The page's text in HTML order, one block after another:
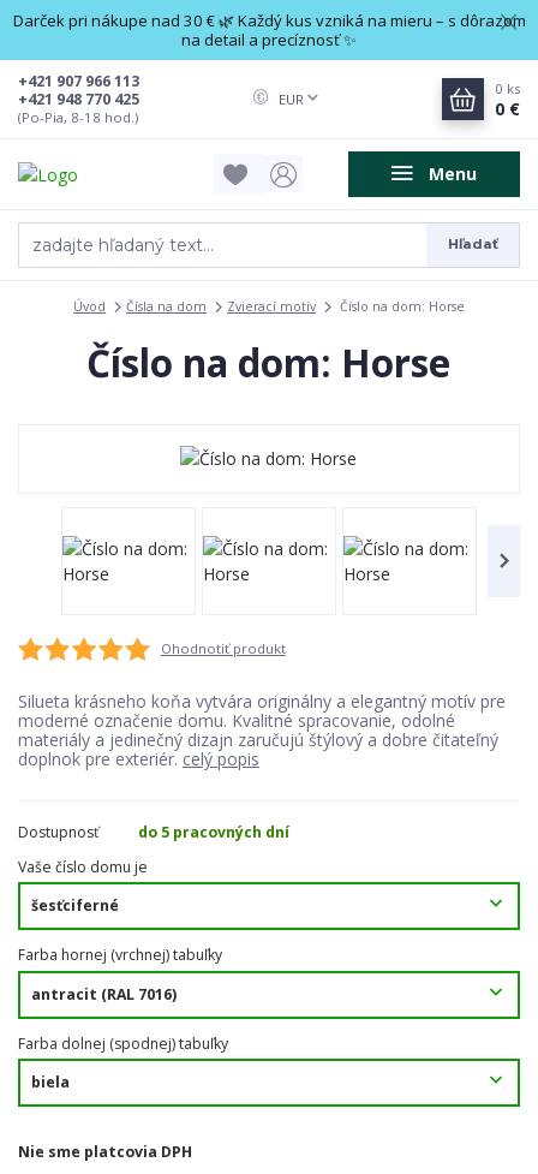
Darček pri nákupe nad 30 € 🌿 Každý kus vzniká na mieru – s dôrazom
na detail a precíznosť ✨
Menu
EUR
Hľadať
+421 948 770 425
+421 907 966 113
(Po-Pia, 8-18 hod.)
0 ks
0 €
Úvod Čísla na dom Zvierací motív Číslo na dom: Horse
Číslo na dom: Horse
Ohodnotiť produkt
Silueta krásneho koňa vytvára originálny a elegantný motív pre
moderné označenie domu. Kvalitné spracovanie, odolné
materiály a jedinečný dizajn zaručujú štýlový a dobre čitateľný
doplnok pre exteriér. celý popis
Dostupnosť
do 5 pracovných dní
Vaše číslo domu je
Farba hornej (vrchnej) tabuľky
Farba dolnej (spodnej) tabuľky
Nie sme platcovia DPH